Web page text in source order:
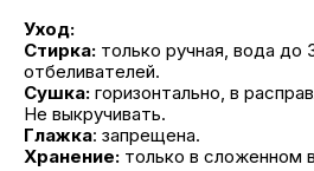
Уход:
Стирка: только ручная, вода до
отбеливателей.
Сушка: горизонтально, в
Не выкручивать.
Глажка: запрещена.
Хранение: только в сложенном